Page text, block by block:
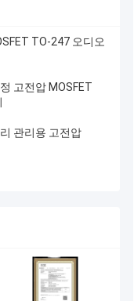
TO-247 오디오
고전압 MOSFET
관리용 고전압